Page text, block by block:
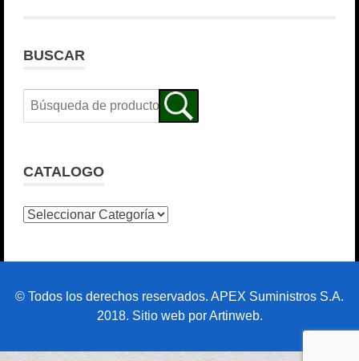
BUSCAR
CATALOGO
© Todos los derechos reservados. APEX Suministros S.A.
2018. Sitio web por Artinweb.